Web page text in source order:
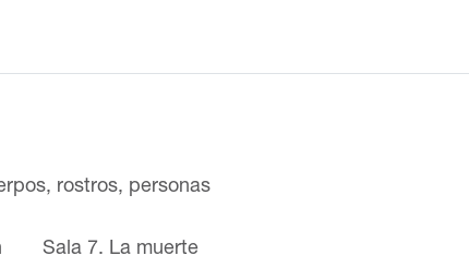
rostros, personas
Sala 7. La muerte